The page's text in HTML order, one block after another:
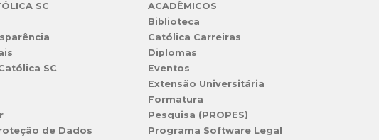
SC
SC
de Dados
ACADÊMICOS
Biblioteca
Católica Carreiras
Diplomas
Eventos
Extensão Universitária
Formatura
Pesquisa (PROPES)
Programa Software Legal